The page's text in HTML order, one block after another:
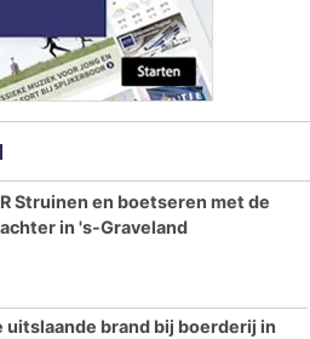
Struinen en boetseren met de
in 's-Graveland
uitslaande brand bij boerderij in